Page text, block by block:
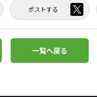
ポストする
一覧へ戻る